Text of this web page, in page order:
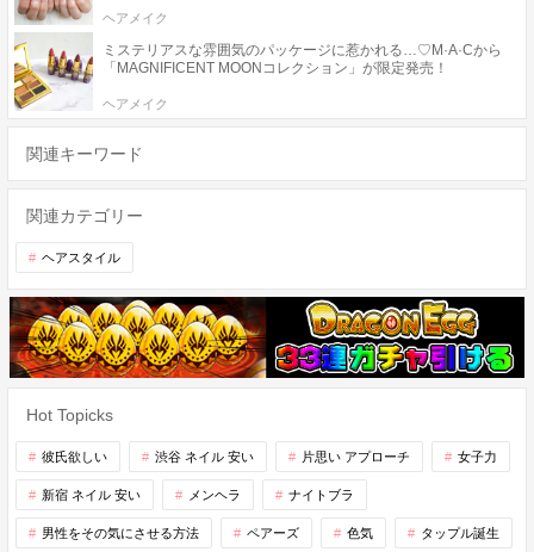
ヘアメイク
ミステリアスな雰囲気のパッケージに惹かれる…♡M·A·Cから
「MAGNIFICENT MOONコレクション」が限定発売！
ヘアメイク
関連キーワード
関連カテゴリー
ヘアスタイル
Hot Topicks
彼氏欲しい 渋谷 ネイル 安い 片思い アプローチ 女子力
新宿 ネイル 安い メンヘラ ナイトブラ
男性をその気にさせる方法 ペアーズ 色気 タップル誕生